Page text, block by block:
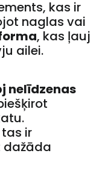
kas ir
naglas vai
, kas ļauj
ailei.
nelīdzenas
ir
dažāda